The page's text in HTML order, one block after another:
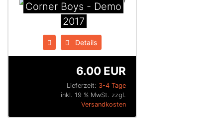
Corner Boys - Demo
2017
Details
Lieferzeit: 3-4 Tage
6.00 EUR
inkl. 19 % MwSt. zzgl.
Versandkosten